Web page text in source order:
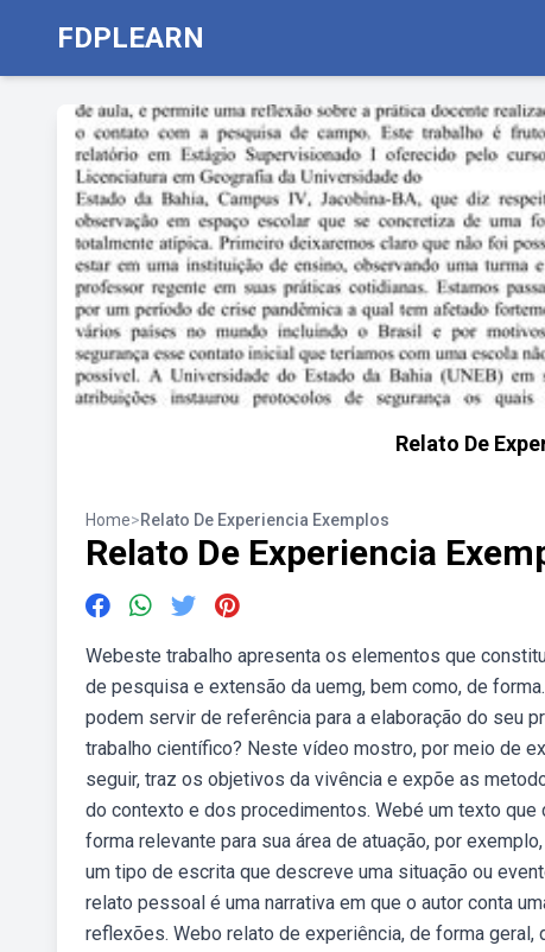
FDPLEARN
Relato De
Home>Relato De Experiencia Exemplos
Relato De Experiencia
Webeste trabalho apresenta os elementos que
de pesquisa e extensão da uemg, bem como, de
podem servir de referência para a elaboração do seu
trabalho científico? Neste vídeo mostro, por meio de
seguir, traz os objetivos da vivência e expõe as
do contexto e dos procedimentos. Webé um texto
forma relevante para sua área de atuação, por
um tipo de escrita que descreve uma situação ou
relato pessoal é uma narrativa em que o autor conta
reflexões. Webo relato de experiência, de forma